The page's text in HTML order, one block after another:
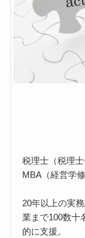
税理士（税理
MBA（経営学
20年以上の実
業まで100数十
的に支援。